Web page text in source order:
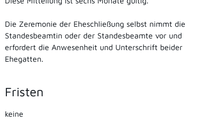
Die Zeremonie der Eheschließung selbst nimmt die
Standesbeamtin oder der Standesbeamte vor und
erfordert die Anwesenheit und Unterschrift beider
Ehegatten.
Fristen
keine